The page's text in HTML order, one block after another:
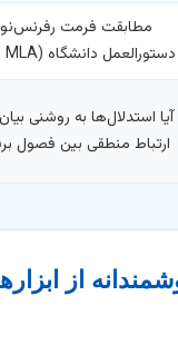
مطابقت فرمت
دستورالعمل دانشگاه (APA، MLA و…).
آیا استدلال‌ها به روشنی
ارتباط منطقی بین فصول
از